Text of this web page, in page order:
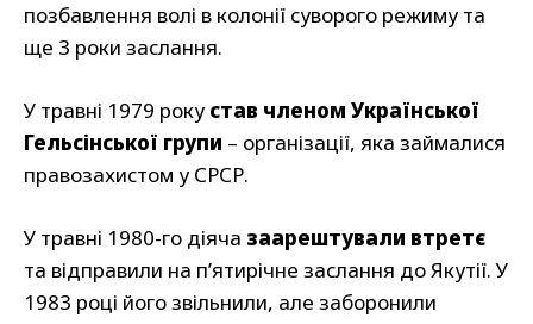
позбавлення волі в колонії суворого режиму та
ще 3 роки заслання.
У травні 1979 року став членом Української
Гельсінської групи – організації, яка займалися
правозахистом у СРСР.
У травні 1980-го діяча заарештували втретє
та відправили на п’ятирічне заслання до Якутії. У
1983 році його звільнили, але заборонили